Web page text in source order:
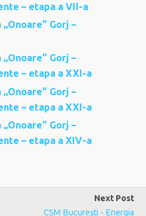
– etapa a VII-a
Gorj –
Gorj –
– etapa a XXI-a
Gorj –
– etapa a XXI-a
Gorj –
– etapa a XIV-a
Next Post
CSM Bucureşti - Energia